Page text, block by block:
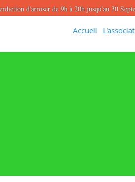
Accueil
d'arroser de 9h à 20h jusqu'au 30